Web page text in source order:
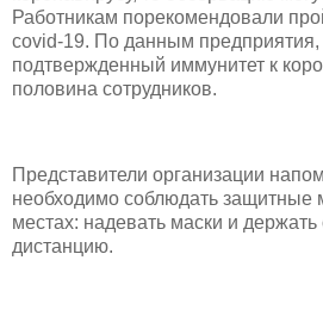
Работникам порекомендовали
covid-19. По данным
подтвержденный иммунитет к
половина сотрудников.
Представители организации
необходимо соблюдать
местах: надевать маски и
дистанцию.